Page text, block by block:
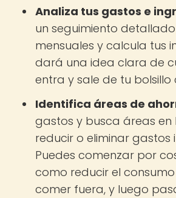
Analiza tus gastos e
un seguimiento
mensuales y calcula tus
dará una idea clara de
entra y sale de tu bolsillo
Identifica áreas de
gastos y busca áreas en
reducir o eliminar gastos
Puedes comenzar por
como reducir el
comer fuera, y luego